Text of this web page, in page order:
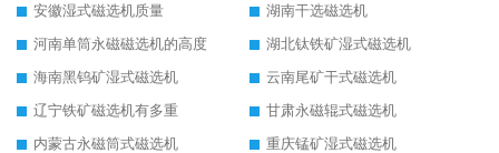
安徽湿式磁选机质量
湖南干选磁选机
河南单筒永磁磁选机的高度
湖北钛铁矿湿式磁选机
海南黑钨矿湿式磁选机
云南尾矿干式磁选机
辽宁铁矿磁选机有多重
甘肃永磁辊式磁选机
内蒙古永磁筒式磁选机
重庆锰矿湿式磁选机